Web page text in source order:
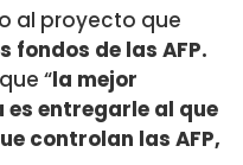
al proyecto que
de las AFP.
“la mejor
entregarle al que
controlan las AFP,